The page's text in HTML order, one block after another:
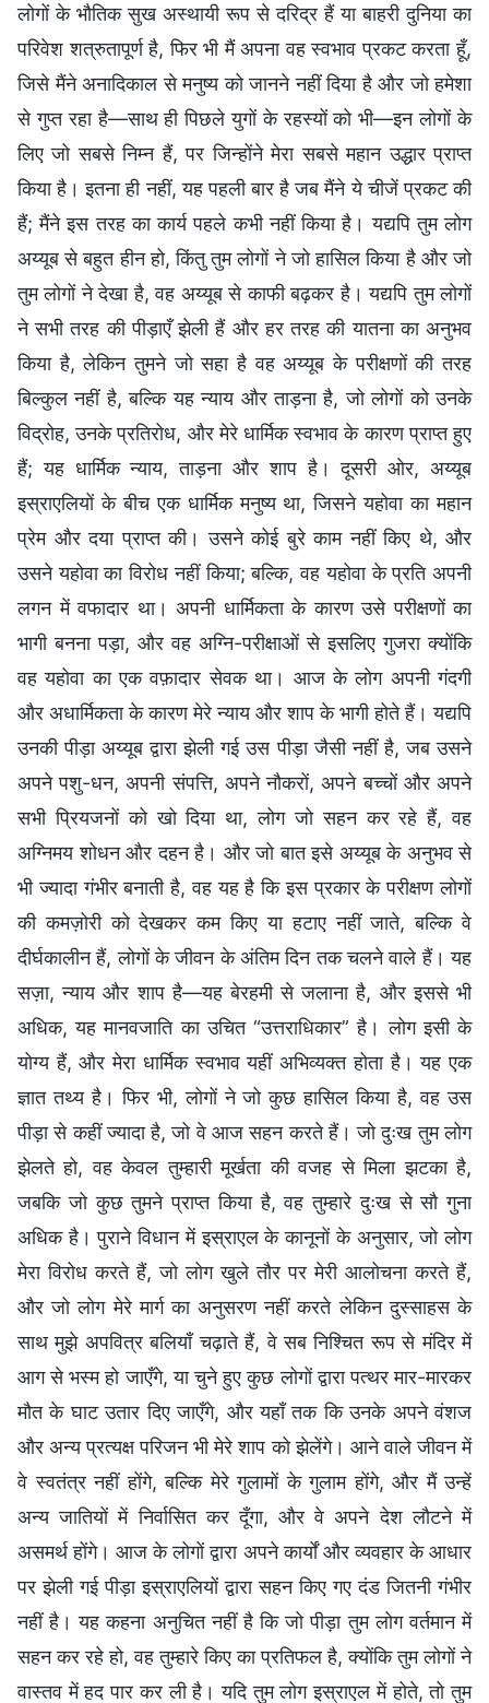
लोगों के भौतिक सुख अस्थायी रूप से दरिद्र हैं या बाहरी दुनिया का
परिवेश शत्रुतापूर्ण है, फिर भी मैं अपना वह स्वभाव प्रकट करता हूँ,
जिसे मैंने अनादिकाल से मनुष्य को जानने नहीं दिया है और जो हमेशा
से गुप्त रहा है—साथ ही पिछले युगों के रहस्यों को भी—इन लोगों के
लिए जो सबसे निम्न हैं, पर जिन्होंने मेरा सबसे महान उद्धार प्राप्त
किया है। इतना ही नहीं, यह पहली बार है जब मैंने ये चीजें प्रकट की
हैं; मैंने इस तरह का कार्य पहले कभी नहीं किया है। यद्यपि तुम लोग
अय्यूब से बहुत हीन हो, किंतु तुम लोगों ने जो हासिल किया है और जो
तुम लोगों ने देखा है, वह अय्यूब से काफी बढ़कर है। यद्यपि तुम लोगों
ने सभी तरह की पीड़ाएँ झेली हैं और हर तरह की यातना का अनुभव
किया है, लेकिन तुमने जो सहा है वह अय्यूब के परीक्षणों की तरह
बिल्कुल नहीं है, बल्कि यह न्याय और ताड़ना है, जो लोगों को उनके
विद्रोह, उनके प्रतिरोध, और मेरे धार्मिक स्वभाव के कारण प्राप्त हुए
हैं; यह धार्मिक न्याय, ताड़ना और शाप है। दूसरी ओर, अय्यूब
इस्राएलियों के बीच एक धार्मिक मनुष्य था, जिसने यहोवा का महान
प्रेम और दया प्राप्त की। उसने कोई बुरे काम नहीं किए थे, और
उसने यहोवा का विरोध नहीं किया; बल्कि, वह यहोवा के प्रति अपनी
लगन में वफादार था। अपनी धार्मिकता के कारण उसे परीक्षणों का
भागी बनना पड़ा, और वह अग्नि-परीक्षाओं से इसलिए गुजरा क्योंकि
वह यहोवा का एक वफ़ादार सेवक था। आज के लोग अपनी गंदगी
और अधार्मिकता के कारण मेरे न्याय और शाप के भागी होते हैं। यद्यपि
उनकी पीड़ा अय्यूब द्वारा झेली गई उस पीड़ा जैसी नहीं है, जब उसने
अपने पशु-धन, अपनी संपत्ति, अपने नौकरों, अपने बच्चों और अपने
सभी प्रियजनों को खो दिया था, लोग जो सहन कर रहे हैं, वह
अग्निमय शोधन और दहन है। और जो बात इसे अय्यूब के अनुभव से
भी ज्यादा गंभीर बनाती है, वह यह है कि इस प्रकार के परीक्षण लोगों
की कमज़ोरी को देखकर कम किए या हटाए नहीं जाते, बल्कि वे
दीर्घकालीन हैं, लोगों के जीवन के अंतिम दिन तक चलने वाले हैं। यह
सज़ा, न्याय और शाप है—यह बेरहमी से जलाना है, और इससे भी
अधिक, यह मानवजाति का उचित “उत्तराधिकार” है। लोग इसी के
योग्य हैं, और मेरा धार्मिक स्वभाव यहीं अभिव्यक्त होता है। यह एक
ज्ञात तथ्य है। फिर भी, लोगों ने जो कुछ हासिल किया है, वह उस
पीड़ा से कहीं ज्यादा है, जो वे आज सहन करते हैं। जो दुःख तुम लोग
झेलते हो, वह केवल तुम्हारी मूर्खता की वजह से मिला झटका है,
जबकि जो कुछ तुमने प्राप्त किया है, वह तुम्हारे दुःख से सौ गुना
अधिक है। पुराने विधान में इस्राएल के कानूनों के अनुसार, जो लोग
मेरा विरोध करते हैं, जो लोग खुले तौर पर मेरी आलोचना करते हैं,
और जो लोग मेरे मार्ग का अनुसरण नहीं करते लेकिन दुस्साहस के
साथ मुझे अपवित्र बलियाँ चढ़ाते हैं, वे सब निश्चित रूप से मंदिर में
आग से भस्म हो जाएँगे, या चुने हुए कुछ लोगों द्वारा पत्थर मार-मारकर
मौत के घाट उतार दिए जाएँगे, और यहाँ तक कि उनके अपने वंशज
और अन्य प्रत्यक्ष परिजन भी मेरे शाप को झेलेंगे। आने वाले जीवन में
वे स्वतंत्र नहीं होंगे, बल्कि मेरे गुलामों के गुलाम होंगे, और मैं उन्हें
अन्य जातियों में निर्वासित कर दूँगा, और वे अपने देश लौटने में
असमर्थ होंगे। आज के लोगों द्वारा अपने कार्यों और व्यवहार के आधार
पर झेली गई पीड़ा इस्राएलियों द्वारा सहन किए गए दंड जितनी गंभीर
नहीं है। यह कहना अनुचित नहीं है कि जो पीड़ा तुम लोग वर्तमान में
सहन कर रहे हो, वह तुम्हारे किए का प्रतिफल है, क्योंकि तुम लोगों ने
वास्तव में हद पार कर ली है। यदि तुम लोग इस्राएल में होते, तो तुम